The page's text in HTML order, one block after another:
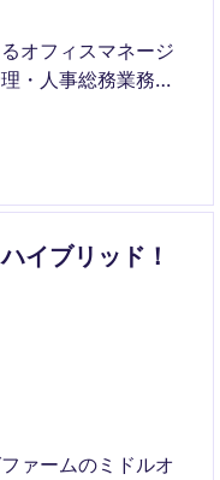
オフィスマネージ
・人事総務業務に
ます。
イブリッド！
ァームのミドルオ